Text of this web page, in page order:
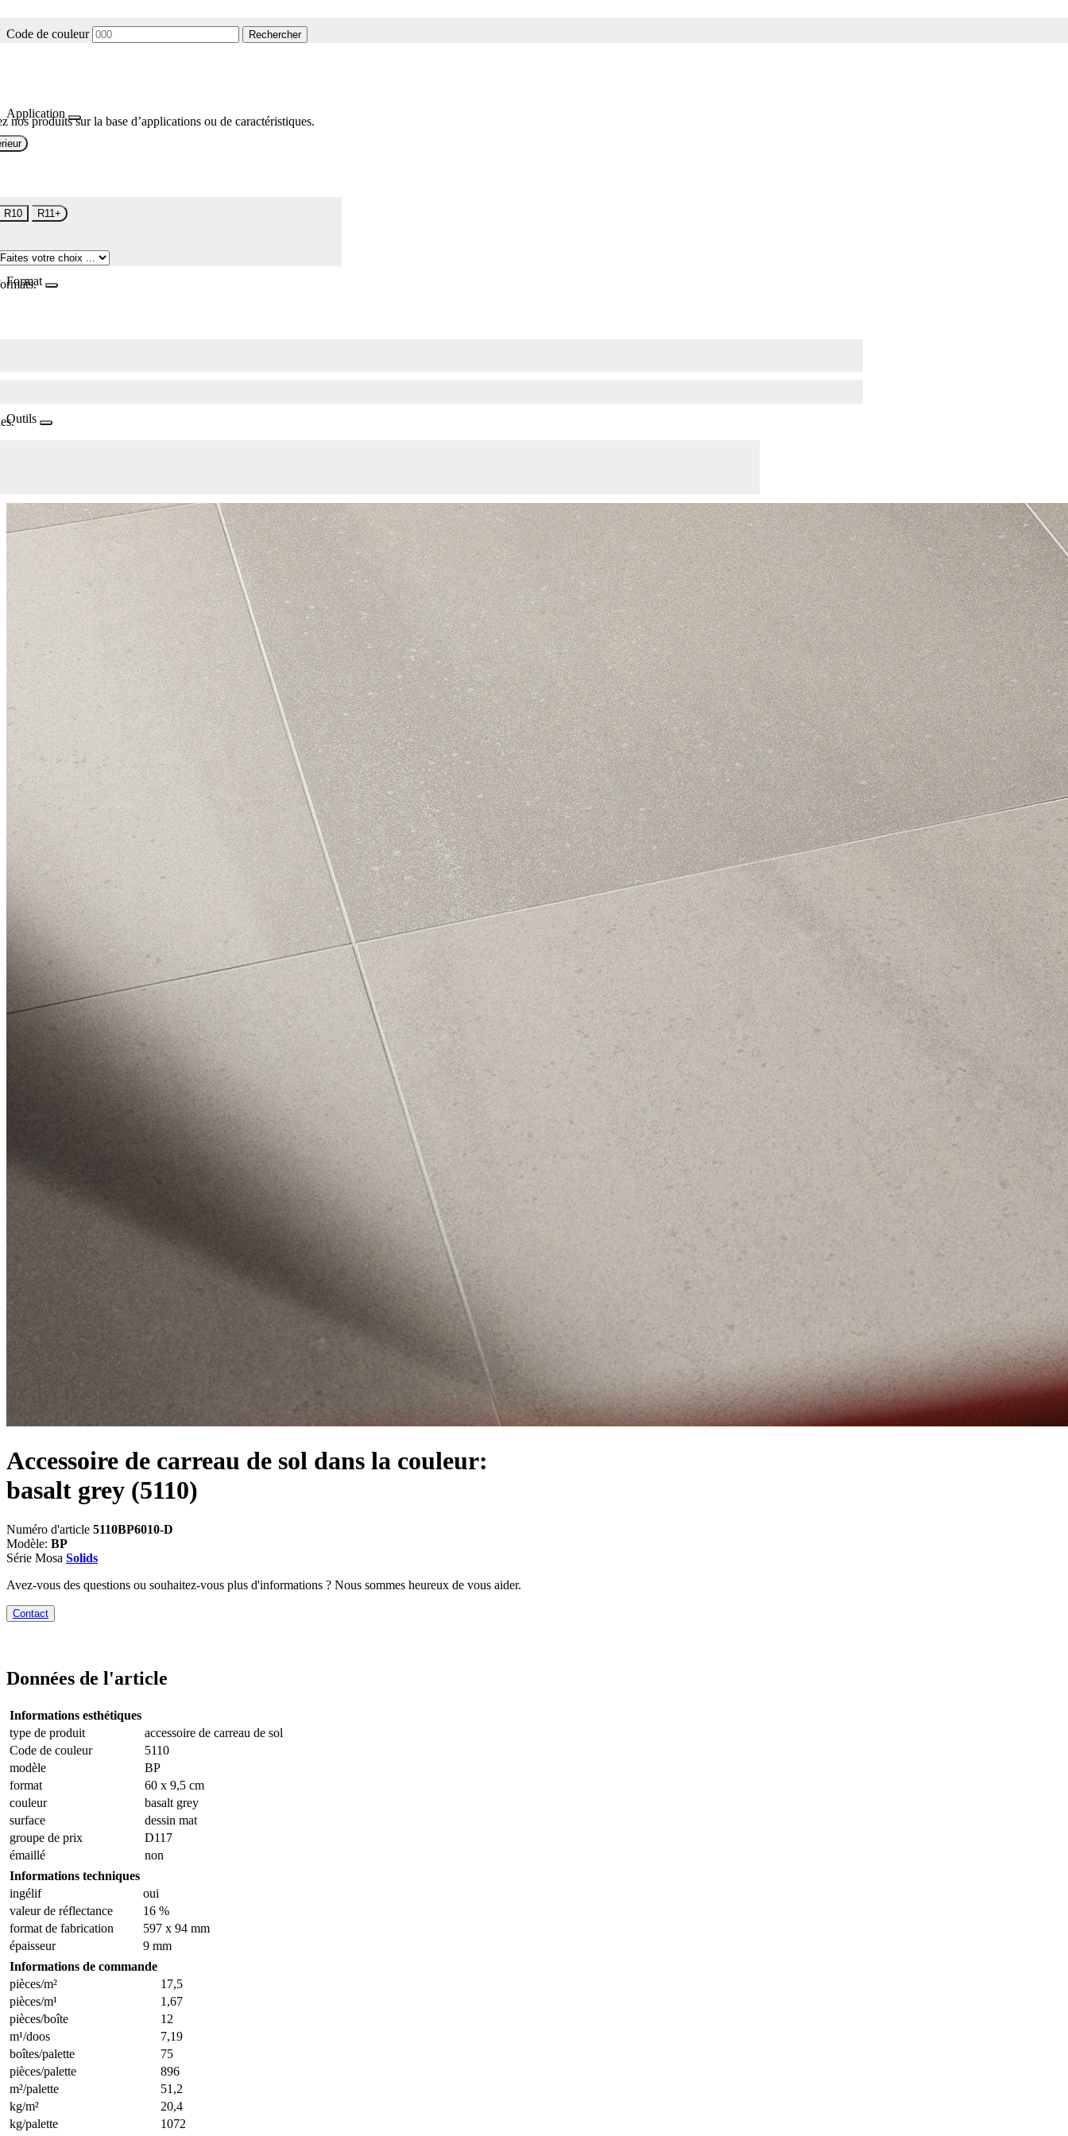
Code de couleur Rechercher
Application
nos produits sur la base d’applications ou de caractéristiques.
R10 R11+
Format
Outils
Accessoire de carreau de sol dans la couleur:
basalt grey (5110)
Numéro d'article 5110BP6010-D
Modèle: BP
Série Mosa Solids
Avez-vous des questions ou souhaitez-vous plus d'informations ? Nous sommes heureux de vous aider.
Contact
Données de l'article
Informations esthétiques
type de produit
accessoire de carreau de sol
Code de couleur
5110
modèle
BP
format
60 x 9,5 cm
couleur
basalt grey
surface
dessin mat
groupe de prix
D117
émaillé
non
Informations techniques
ingélif
oui
valeur de réflectance
16 %
format de fabrication
597 x 94 mm
épaisseur
9 mm
Informations de commande
pièces/m²
17,5
pièces/m¹
1,67
pièces/boîte
12
m¹/doos
7,19
boîtes/palette
75
pièces/palette
896
m²/palette
51,2
kg/m²
20,4
kg/palette
1072